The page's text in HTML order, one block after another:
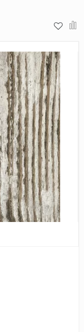
Bonkeel
Classen
CorkArt Vinyl
CronaFloor
Damy Floor
Decoria
Dolce Flooring
ECO Parquet